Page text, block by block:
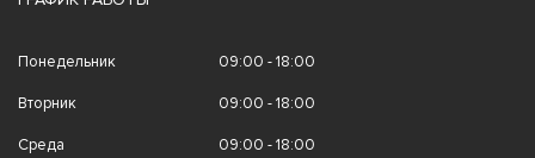
Понедельник 09:00 - 18:00
Вторник 09:00 - 18:00
Среда 09:00 - 18:00